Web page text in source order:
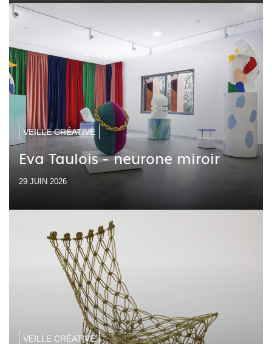
VEILLE CRÉATIVE
Eva Taulois - neurone miroir
29 JUIN 2026
VEILLE CRÉATIVE